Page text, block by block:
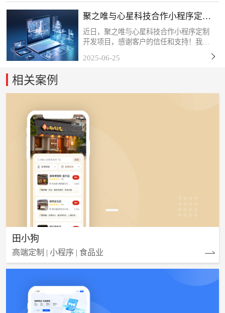
服务企业。自成立以来...
聚之唯与心星科技合作小程序定制
开发项目
近日，聚之唯与心星科技合作小程序定制
开发项目，感谢客户的信任和支持！我们
价值」的理念，深度挖掘客户需求，打磨
2025-06-25
相关案例
田小狗
高端定制 | 小程序 | 食品业